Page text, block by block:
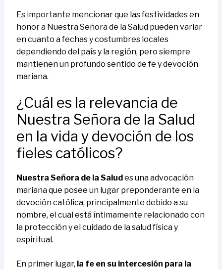
Es importante mencionar que las festividades en
honor a Nuestra Señora de la Salud pueden variar
en cuanto a fechas y costumbres locales
dependiendo del país y la región, pero siempre
mantienen un profundo sentido de fe y devoción
mariana.
¿Cuál es la relevancia de
Nuestra Señora de la Salud
en la vida y devoción de los
fieles católicos?
Nuestra Señora de la Saludes una advocación
mariana que posee un lugar preponderante en la
devoción católica, principalmente debido a su
nombre, el cual está íntimamente relacionado con
la protección y el cuidado de la salud física y
espiritual.
En primer lugar, la fe en su intercesión para la